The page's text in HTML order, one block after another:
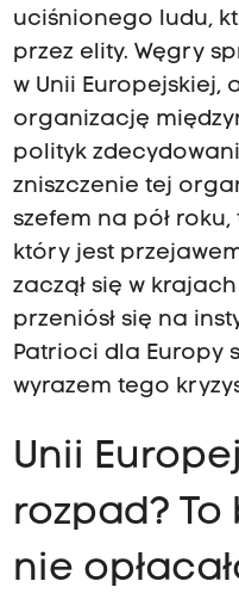
uciśnionego ludu,
przez elity. Węgry
w Unii Europejskiej,
organizację
polityk
zniszczenie tej
szefem na pół
który jest
zaczął się w
przeniósł się na
Patrioci dla Europy
wyrazem tego
Unii
rozpad? To
nie